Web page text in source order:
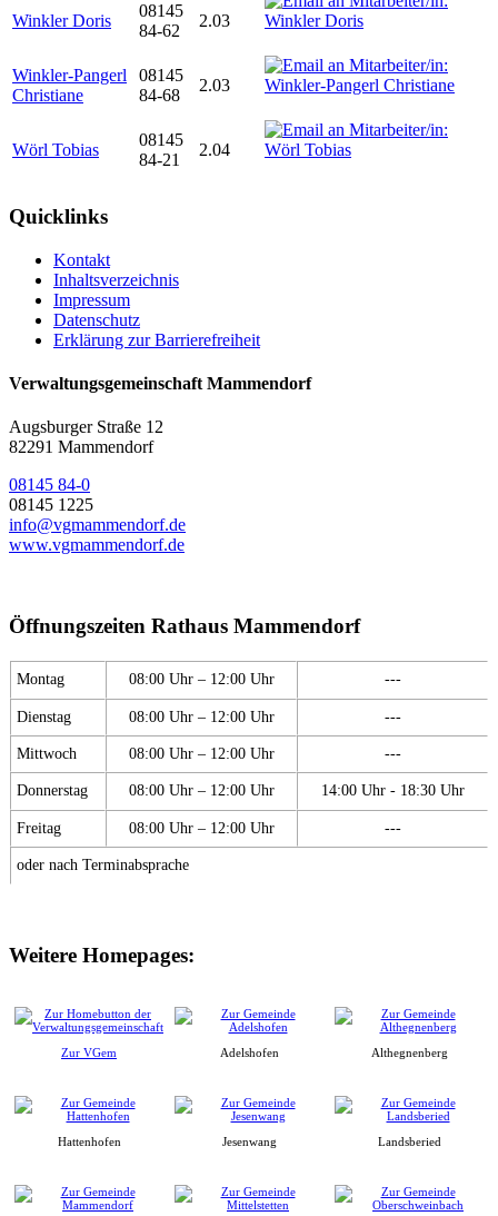
Winkler Doris
08145
84-62
2.03
Winkler-Pangerl
Christiane
08145
84-68
2.03
Wörl Tobias
08145
84-21
2.04
Quicklinks
Kontakt
Inhaltsverzeichnis
Impressum
Datenschutz
Erklärung zur Barrierefreiheit
Verwaltungsgemeinschaft Mammendorf
Augsburger Straße 12
82291 Mammendorf
08145 84-0
08145 1225
info@vgmammendorf.de
www.vgmammendorf.de
Öffnungszeiten Rathaus Mammendorf
Montag 08:00 Uhr – 12:00 Uhr ---
Dienstag 08:00 Uhr – 12:00 Uhr ---
Mittwoch 08:00 Uhr – 12:00 Uhr ---
Donnerstag 08:00 Uhr – 12:00 Uhr 14:00 Uhr - 18:30 Uhr
Freitag 08:00 Uhr – 12:00 Uhr ---
oder nach Terminabsprache
Weitere Homepages:
Zur VGem Adelshofen Althegnenberg
Hattenhofen Jesenwang Landsberied